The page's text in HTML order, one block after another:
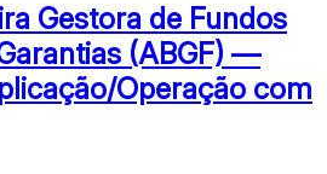
Gestora de Fundos
(ABGF) —
Operação com